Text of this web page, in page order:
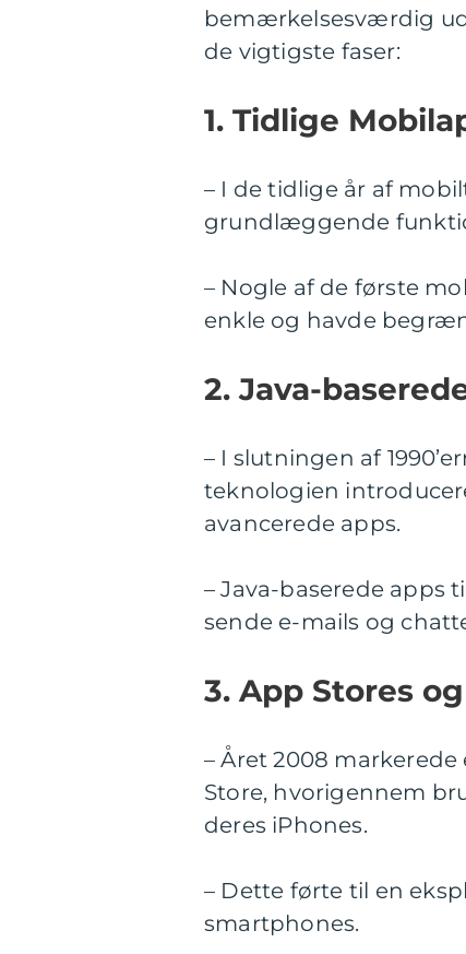
bemærkelsesværdig
de vigtigste faser:
1. Tidlige
– I de tidlige år af
grundlæggende
– Nogle af de første
enkle og havde
2. Java-
– I slutningen af
teknologien
avancerede apps.
– Java-baserede apps
sende e-mails og
3. App Stores
– Året 2008
Store, hvorigennem
deres iPhones.
– Dette førte til en
smartphones.